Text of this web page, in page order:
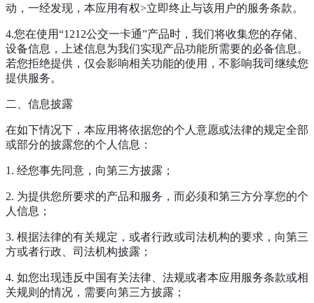
动，一经发现，本应用有权>立即终止与该用户的服务条款。
4.您在使用“1212公交一卡通”产品时，我们将收集您的存储、
设备信息，上述信息为我们实现产品功能所需要的必备信息。
若您拒绝提供，仅会影响相关功能的使用，不影响我司继续您
提供服务。
二、信息披露
在如下情况下，本应用将依据您的个人意愿或法律的规定全部
或部分的披露您的个人信息：
1. 经您事先同意，向第三方披露；
2. 为提供您所要求的产品和服务，而必须和第三方分享您的个
人信息；
3. 根据法律的有关规定，或者行政或司法机构的要求，向第三
方或者行政、司法机构披露；
4. 如您出现违反中国有关法律、法规或者本应用服务条款或相
关规则的情况，需要向第三方披露；